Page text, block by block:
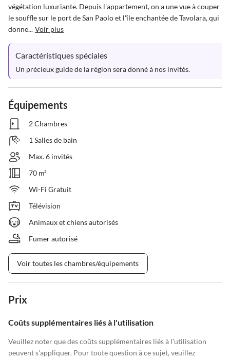
végétation luxuriante. Depuis l'appartement, on a une vue à couper
le souffle sur le port de San Paolo et l'île enchantée de Tavolara, qui
donne... Voir plus
Caractéristiques spéciales
Un précieux guide de la région sera donné à nos invités.
Équipements
2 Chambres
1 Salles de bain
Max. 6 invités
70 m²
Wi-Fi Gratuit
Télévision
Animaux et chiens autorisés
Fumer autorisé
Voir toutes les chambres/équipements
Prix
Coûts supplémentaires liés à l'utilisation
Veuillez noter que des coûts supplémentaires liés à l'utilisation
peuvent s'appliquer. Pour toute question à ce sujet, veuillez